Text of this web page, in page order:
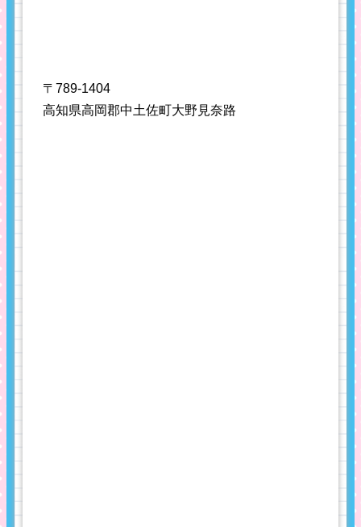
〒789-1404
高知県高岡郡中土佐町大野見奈路